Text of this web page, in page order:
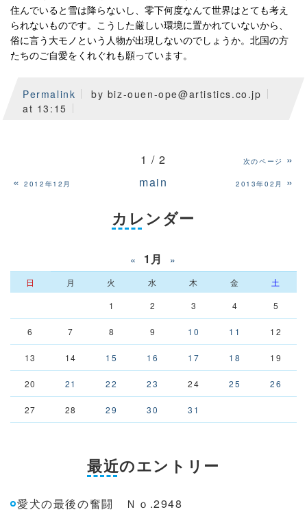
住んでいると雪は降らないし、零下何度なんて世界はとても考え
られないものです。こうした厳しい環境に置かれていないから、
俗に言う大モノという人物が出現しないのでしょうか。北国の方
たちのご自愛をくれぐれも願っています。
Permalink
by biz-ouen-ope@artistics.co.jp
at 13:15
1 / 2 次のページ
»
«2012年12月 main 2013年02月 »
カレンダー
« 1月 »
日 月 火 水 木 金
土
1
2 3 4 5
6 7 8 9 10 11 12
13 14 15 16 17 18 19
20 21 22 23 24 25 26
27 28 29 30 31
最近のエントリー
愛犬の最後の奮闘 Ｎｏ.2948